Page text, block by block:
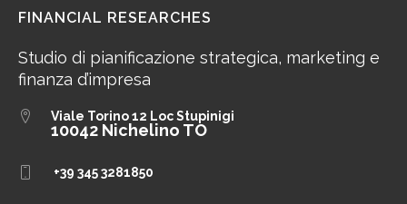
FINANCIAL RESEARCHES
Studio di pianificazione strategica, marketing e
finanza d’impresa
Viale Torino 12 Loc Stupinigi
10042 Nichelino TO
+39 345 3281850